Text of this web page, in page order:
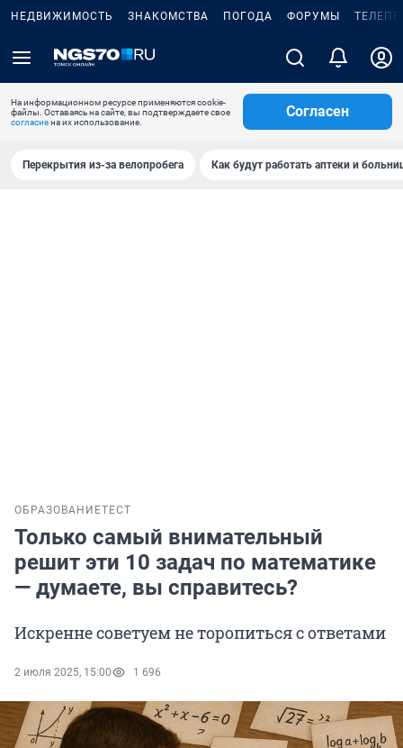
НЕДВИЖИМОСТЬ ЗНАКОМСТВА ПОГОДА ФОРУМЫ
На информационном ресурсе применяются cookie-
файлы. Оставаясь на сайте, вы подтверждаете свое
согласиена их использование.
Согласен
Перекрытия из-за велопробега Как будут работать аптеки и
ОБРАЗОВАНИЕТЕСТ
Только самый внимательный
решит эти 10 задач по математике
— думаете, вы справитесь?
Искренне советуем не торопиться с ответами
2 июля 2025, 15:00 1 696